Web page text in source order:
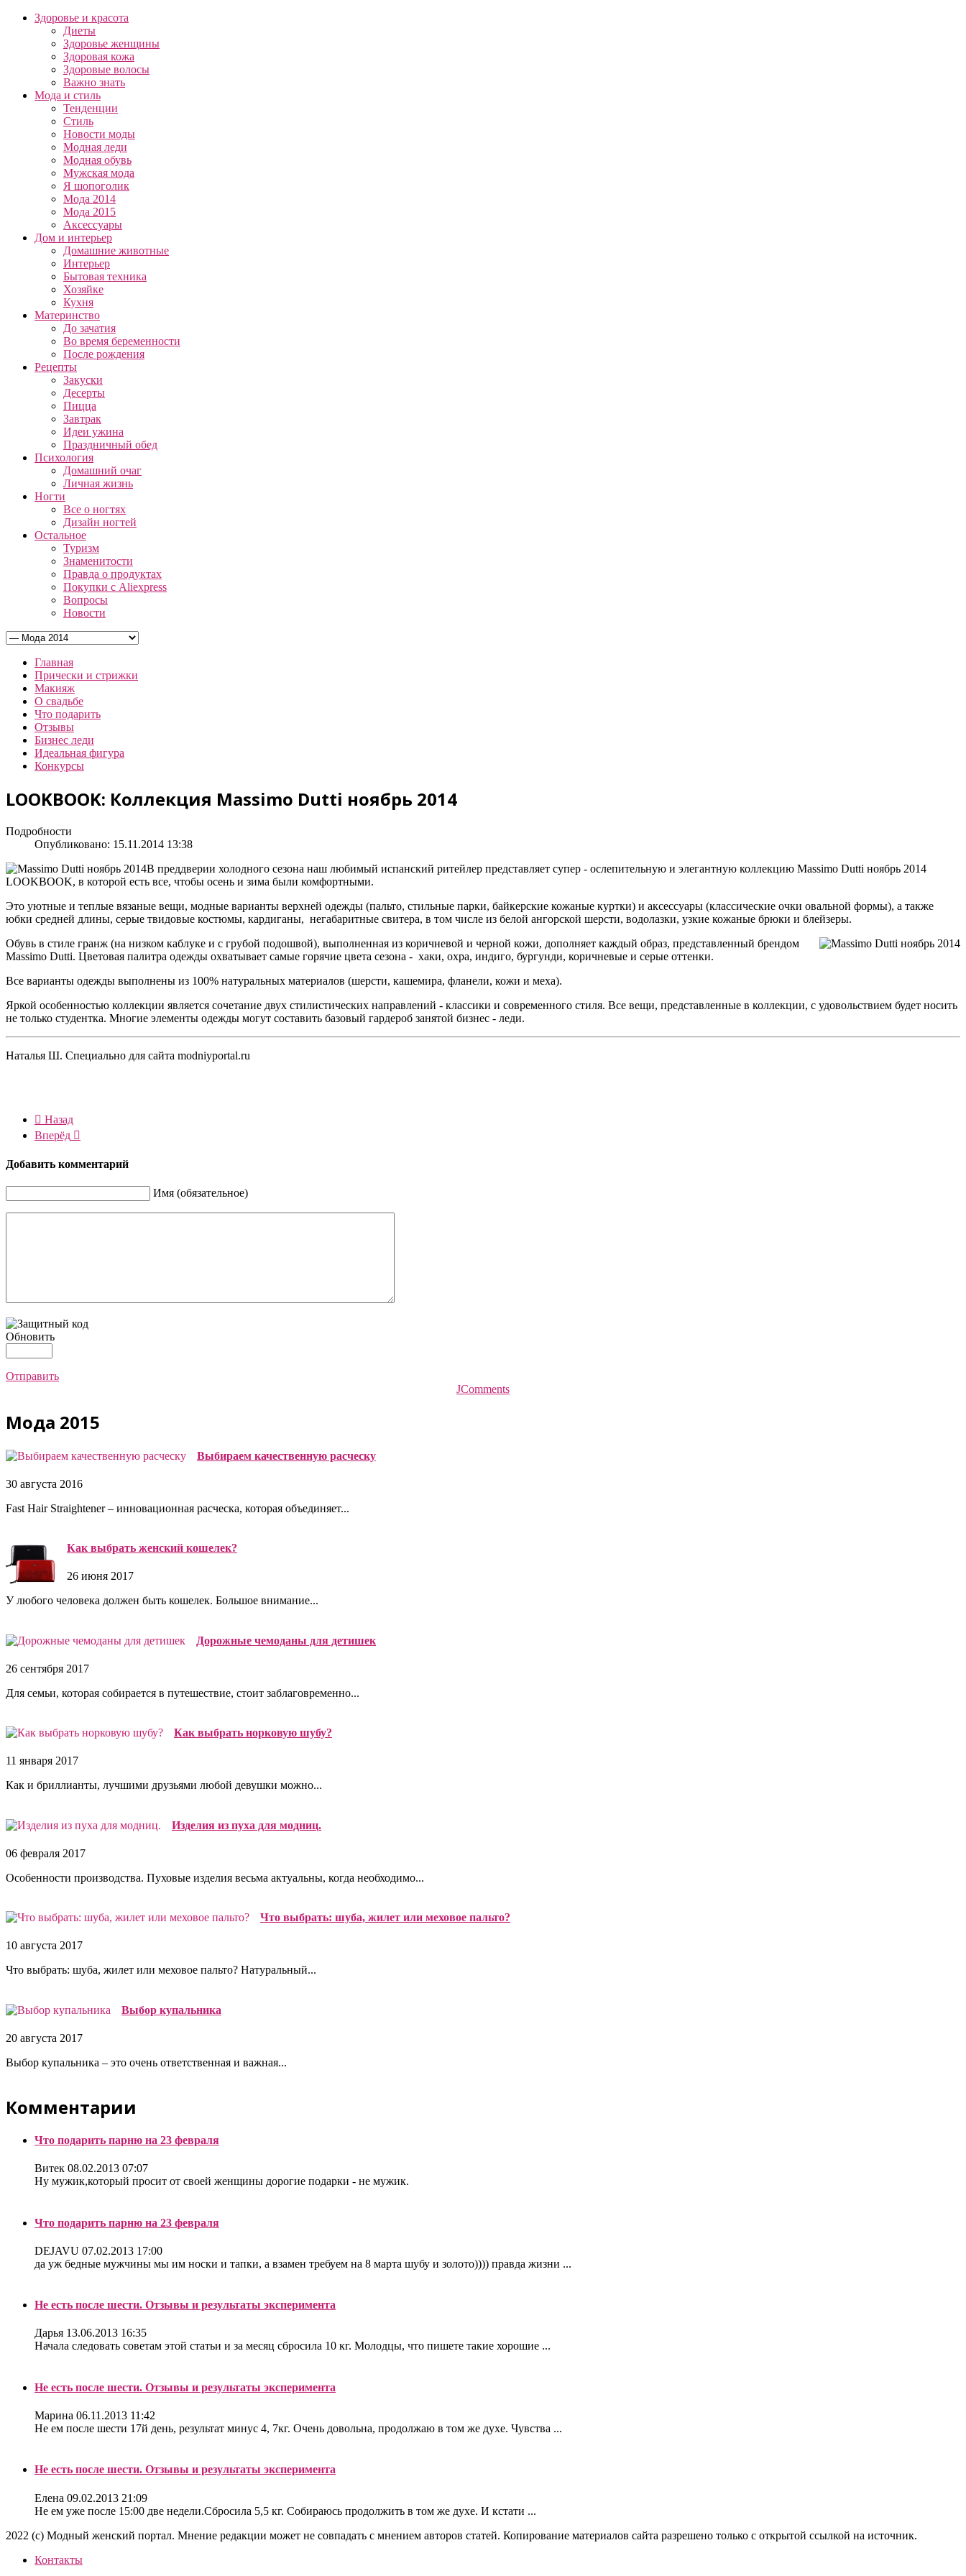
Здоровье и красота
Диеты
Здоровье женщины
Здоровая кожа
Здоровые волосы
Важно знать
Мода и стиль
Тенденции
Стиль
Новости моды
Модная леди
Модная обувь
Мужская мода
Я шопоголик
Мода 2014
Мода 2015
Аксессуары
Дом и интерьер
Домашние животные
Интерьер
Бытовая техника
Хозяйке
Кухня
Материнство
До зачатия
Во время беременности
После рождения
Рецепты
Закуски
Десерты
Пицца
Завтрак
Идеи ужина
Праздничный обед
Психология
Домашний очаг
Личная жизнь
Ногти
Все о ногтях
Дизайн ногтей
Остальное
Туризм
Знаменитости
Правда о продуктах
Покупки с Aliexpress
Вопросы
Новости
Главная
Прически и стрижки
Макияж
О свадьбе
Что подарить
Отзывы
Бизнес леди
Идеальная фигура
Конкурсы
LOOKBOOK: Коллекция Massimo Dutti ноябрь 2014
Подробности
Опубликовано: 15.11.2014 13:38
В преддверии холодного сезона наш любимый испанский ритейлер представляет супер - ослепительную и элегантную коллекцию Massimo Dutti ноябрь 2014
LOOKBOOK, в которой есть все, чтобы осень и зима были комфортными.
Это уютные и теплые вязаные вещи, модные варианты верхней одежды (пальто, стильные парки, байкерские кожаные куртки) и аксессуары (классические очки овальной формы), а также
юбки средней длины, серые твидовые костюмы, кардиганы, негабаритные свитера, в том числе из белой ангорской шерсти, водолазки, узкие кожаные брюки и блейзеры.
Обувь в стиле гранж (на низком каблуке и с грубой подошвой), выполненная из коричневой и черной кожи, дополняет каждый образ, представленный брендом
Massimo Dutti. Цветовая палитра одежды охватывает самые горячие цвета сезона - хаки, охра, индиго, бургунди, коричневые и серые оттенки.
Все варианты одежды выполнены из 100% натуральных материалов (шерсти, кашемира, фланели, кожи и меха).
Яркой особенностью коллекции является сочетание двух стилистических направлений - классики и современного стиля. Все вещи, представленные в коллекции, с удовольствием будет носить
не только студентка. Многие элементы одежды могут составить базовый гардероб занятой бизнес - леди.
Наталья Ш. Специально для сайта modniyportal.ru
Назад
Вперёд
Добавить комментарий
Имя (обязательное)
Обновить
Отправить
JComments
Мода 2015
Выбираем качественную расческу
30 августа 2016
Fast Hair Straightener – инновационная расческа, которая объединяет...
Как выбрать женский кошелек?
26 июня 2017
У любого человека должен быть кошелек. Большое внимание...
Дорожные чемоданы для детишек
26 сентября 2017
Для семьи, которая собирается в путешествие, стоит заблаговременно...
Как выбрать норковую шубу?
11 января 2017
Как и бриллианты, лучшими друзьями любой девушки можно...
Изделия из пуха для модниц.
06 февраля 2017
Особенности производства. Пуховые изделия весьма актуальны, когда необходимо...
Что выбрать: шуба, жилет или меховое пальто?
10 августа 2017
Что выбрать: шуба, жилет или меховое пальто? Натуральный...
Выбор купальника
20 августа 2017
Выбор купальника – это очень ответственная и важная...
Комментарии
Что подарить парню на 23 февраля
Витек 08.02.2013 07:07
Ну мужик,который просит от своей женщины дорогие подарки - не мужик.
Что подарить парню на 23 февраля
DEJAVU 07.02.2013 17:00
да уж бедные мужчины мы им носки и тапки, а взамен требуем на 8 марта шубу и золото)))) правда жизни ...
Не есть после шести. Отзывы и результаты эксперимента
Дарья 13.06.2013 16:35
Начала следовать советам этой статьи и за месяц сбросила 10 кг. Молодцы, что пишете такие хорошие ...
Не есть после шести. Отзывы и результаты эксперимента
Марина 06.11.2013 11:42
Не ем после шести 17й день, результат минус 4, 7кг. Очень довольна, продолжаю в том же духе. Чувства ...
Не есть после шести. Отзывы и результаты эксперимента
Елена 09.02.2013 21:09
Не ем уже после 15:00 две недели.Сбросила 5,5 кг. Собираюсь продолжить в том же духе. И кстати ...
2022 (c) Модный женский портал. Мнение редакции может не совпадать с мнением авторов статей. Копирование материалов сайта разрешено только с открытой ссылкой на источник.
Контакты